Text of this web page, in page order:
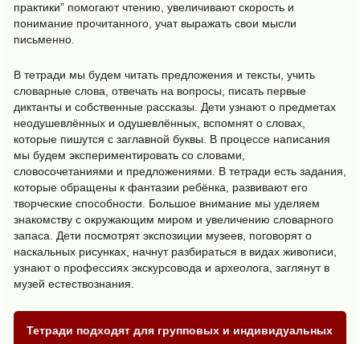
практики” помогают чтению, увеличивают скорость и
понимание прочитанного, учат выражать свои мысли
письменно.
В тетради мы будем читать предложения и тексты, учить
словарные слова, отвечать на вопросы, писать первые
диктанты и собственные рассказы. Дети узнают о предметах
неодушевлённых и одушевлённых, вспомнят о словах,
которые пишутся с заглавной буквы. В процессе написания
мы будем экспериментировать со словами,
словосочетаниями и предложениями. В тетради есть задания,
которые обращены к фантазии ребёнка, развивают его
творческие способности. Большое внимание мы уделяем
знакомству с окружающим миром и увеличению словарного
запаса. Дети посмотрят экспозиции музеев, поговорят о
наскальных рисунках, начнут разбираться в видах живописи,
узнают о профессиях экскурсовода и археолога, заглянут в
музей естествознания.
Тетради подходят для групповых и индивидуальных